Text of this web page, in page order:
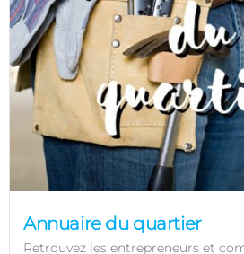
Annuaire du quartier
Retrouvez les entrepreneurs et